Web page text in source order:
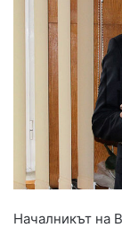
Началникът на